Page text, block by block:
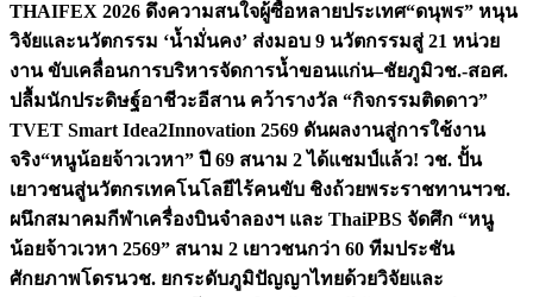
THAIFEX 2026 ดึงความสนใจผู้ซื้อหลายประเทศ“ดนุพร” หนุน
วิจัยและนวัตกรรม ‘น้ำมั่นคง’ ส่งมอบ 9 นวัตกรรมสู่ 21 หน่วย
งาน ขับเคลื่อนการบริหารจัดการน้ำขอนแก่น–ชัยภูมิวช.-สอศ.
ปลื้มนักประดิษฐ์อาชีวะอีสาน คว้ารางวัล “กิจกรรมติดดาว”
TVET Smart Idea2Innovation 2569 ดันผลงานสู่การใช้งาน
จริง“หนูน้อยจ้าวเวหา” ปี 69 สนาม 2 ได้แชมป์แล้ว! วช. ปั้น
เยาวชนสู่นวัตกรเทคโนโลยีไร้คนขับ ชิงถ้วยพระราชทานฯวช.
ผนึกสมาคมกีฬาเครื่องบินจำลองฯ และ ThaiPBS จัดศึก “หนู
น้อยจ้าวเวหา 2569” สนาม 2 เยาวชนกว่า 60 ทีมประชัน
ศักยภาพโดรนวช. ยกระดับภูมิปัญญาไทยด้วยวิจัยและ